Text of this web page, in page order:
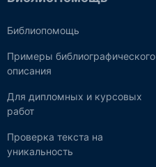
Библиопомощь
Примеры библиографического
описания
Для дипломных и курсовых
работ
Проверка текста на
уникальность